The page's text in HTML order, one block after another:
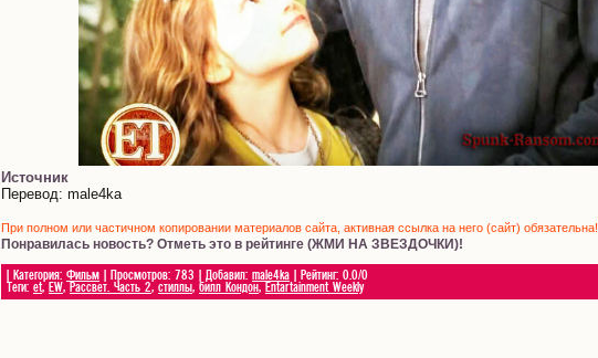
Источник
Перевод: male4ka
При полном или частичном копировании материалов сайта, активная ссылка на него (сайт) обязательна!
Понравилась новость? Отметь это в рейтинге (ЖМИ НА ЗВЕЗДОЧКИ)!
Категория: Фильм Просмотров: 783 Добавил: male4ka Рейтинг: 0.0/0
Теги: et, EW, Рассвет. Часть 2, стиллы, билл Кондон, Entartainment Weekly